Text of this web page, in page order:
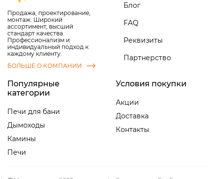
Продажа, проектирование,
монтаж. Широкий
ассортимент, высший
стандарт качества.
Профессионализм и
индивидуальный подход к
каждому клиенту.
БОЛЬШЕ О КОМПАНИИ
Блог
FAQ
Реквизиты
Партнерство
Популярные
категории
Печи для бани
Дымоходы
Камины
Печи
Условия покупки
Акции
Доставка
Контакты